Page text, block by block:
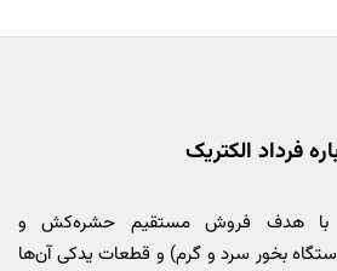
فرداد الکتریک
با هدف فروش مستقیم حشره‌کش و
بخور سرد و گرم) و قطعات یدکی آن‌ها